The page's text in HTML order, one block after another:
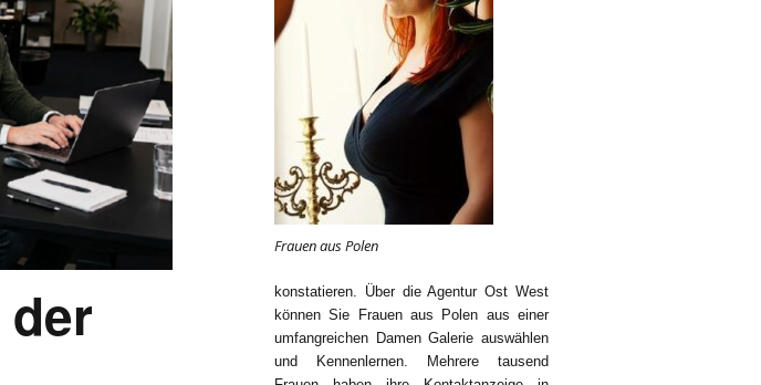
Frauen aus Polen
konstatieren. Über die Agentur Ost West
können Sie Frauen aus Polen aus einer
umfangreichen Damen Galerie auswählen
und Kennenlernen. Mehrere tausend